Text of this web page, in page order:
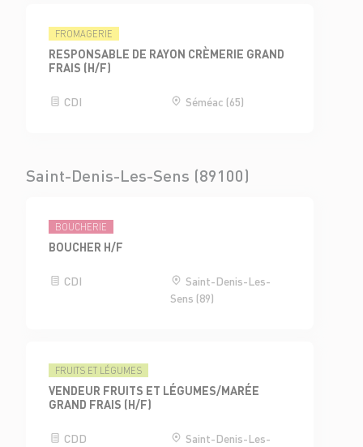
FROMAGERIE
RESPONSABLE DE RAYON CRÈMERIE GRAND
FRAIS (H/F)
CDI Séméac (65)
Saint-Denis-Les-Sens (89100)
BOUCHERIE
BOUCHER H/F
CDI
Saint-Denis-Les-
Sens (89)
FRUITS ET LÉGUMES
VENDEUR FRUITS ET LÉGUMES/MARÉE
GRAND FRAIS (H/F)
CDD Saint-Denis-Les-